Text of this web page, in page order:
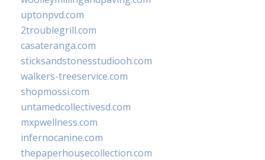
uptonpvd.com
2troublegrill.com
casateranga.com
sticksandstonesstudiooh.com
walkers-treeservice.com
shopmossi.com
untamedcollectivesd.com
mxpwellness.com
infernocanine.com
thepaperhousecollection.com